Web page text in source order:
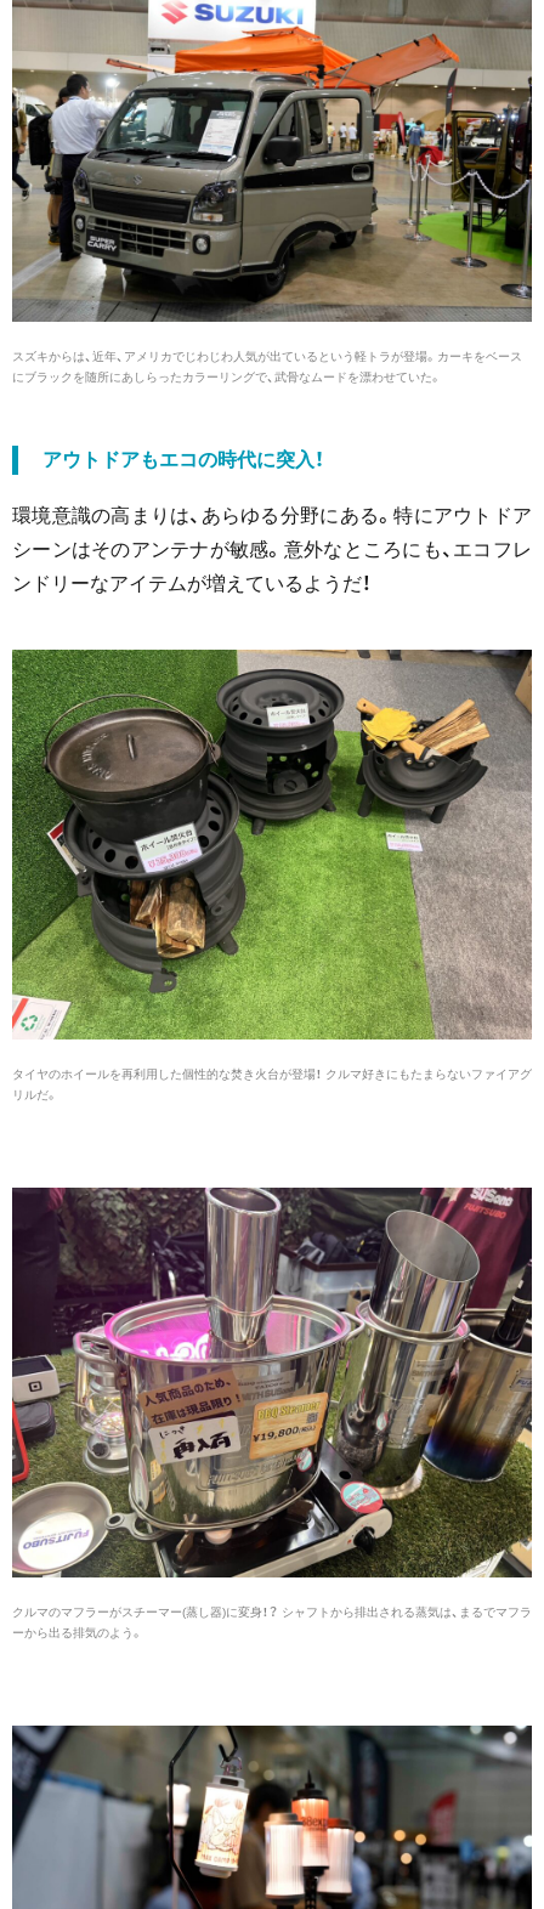
スズキからは、近年、アメリカでじわじわ人気が出ているという軽トラが登場。カーキをベース
にブラックを随所にあしらったカラーリングで、武骨なムードを漂わせていた。
アウトドアもエコの時代に突入！
環境意識の高まりは、あらゆる分野にある。特にアウトドア
シーンはそのアンテナが敏感。意外なところにも、エコフレ
ンドリーなアイテムが増えているようだ！
タイヤのホイールを再利用した個性的な焚き火台が登場！ クルマ好きにもたまらないファイアグ
リルだ。
クルマのマフラーがスチーマー(蒸し器)に変身！？ シャフトから排出される蒸気は、まるでマフラ
ーから出る排気のよう。